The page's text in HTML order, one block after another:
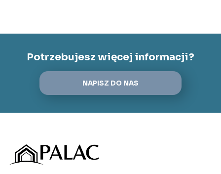
Potrzebujesz więcej informacji?
NAPISZ DO NAS